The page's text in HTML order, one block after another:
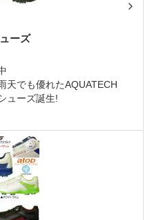
ーズ
天でも優れたAQUATECH
ューズ誕生!